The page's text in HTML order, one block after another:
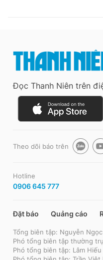
Đọc Thanh Niên trên
Theo dõi báo trên
Hotline
0906 645 777
Đặt báo Quảng cáo
Tổng biên tập: Nguyễn Ngọc
Phó tổng biên tập thường
Phó tổng biên tập: Lâm Hiếu